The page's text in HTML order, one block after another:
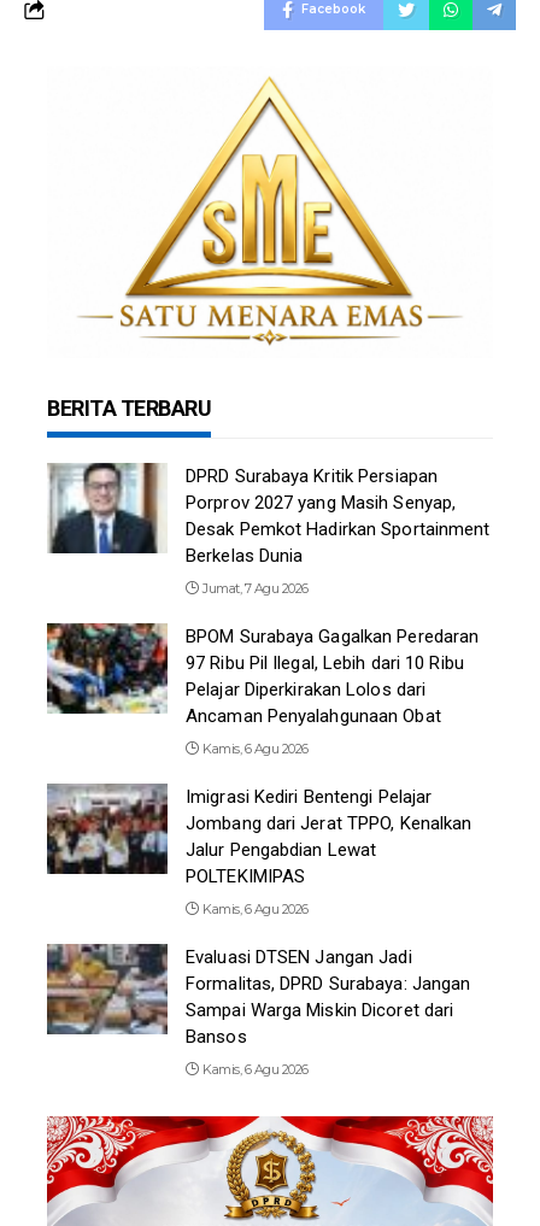
Facebook
BERITA TERBARU
DPRD Surabaya Kritik Persiapan
Porprov 2027 yang Masih Senyap,
Desak Pemkot Hadirkan Sportainment
Berkelas Dunia
Jumat, 7 Agu 2026
BPOM Surabaya Gagalkan Peredaran
97 Ribu Pil Ilegal, Lebih dari 10 Ribu
Pelajar Diperkirakan Lolos dari
Ancaman Penyalahgunaan Obat
Kamis, 6 Agu 2026
Imigrasi Kediri Bentengi Pelajar
Jombang dari Jerat TPPO, Kenalkan
Jalur Pengabdian Lewat
POLTEKIMIPAS
Kamis, 6 Agu 2026
Evaluasi DTSEN Jangan Jadi
Formalitas, DPRD Surabaya: Jangan
Sampai Warga Miskin Dicoret dari
Bansos
Kamis, 6 Agu 2026